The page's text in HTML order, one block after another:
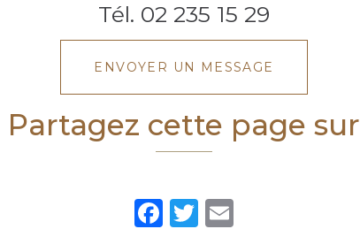
Tél. 02 235 15 29
ENVOYER UN MESSAGE
Partagez cette page sur
Facebook
Twitter